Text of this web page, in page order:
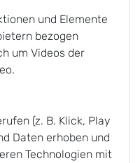
und Elemente
bezogen
um Videos der
(z. B. Klick, Play
Daten erhoben und
Technologien mit